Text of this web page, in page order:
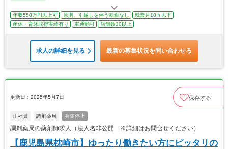
年収550万円以上可 原則、引越しを伴う転勤なし
残業月10ｈ以下
産休・育休取得実績有り
車通勤可 店舗数30以上
求人の詳細を見る 最新の募集状況を問い合わせる
更新日：2025年5月7日 保存する
正社員 調剤薬局 募集停止
調剤薬局の薬剤師求人（法人名非公開 ※詳細はお問合せください）
【鹿児島県枕崎市】ゆったり働きたい方にピッタリの